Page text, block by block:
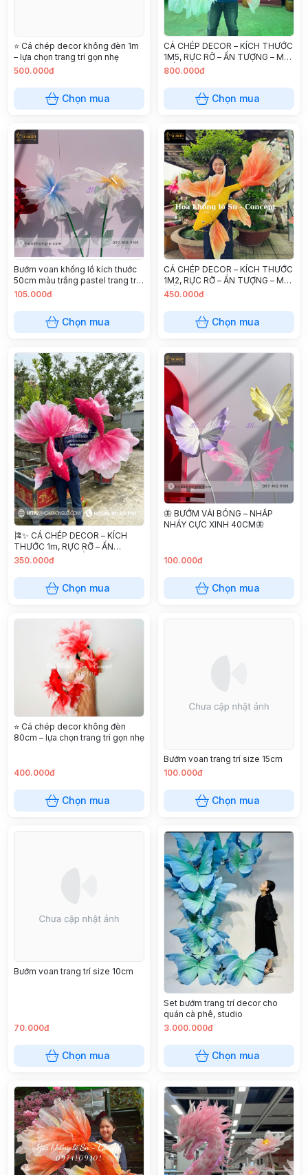
⭐ Cá chép decor không đèn 1m
– lựa chọn trang trí gọn nhẹ
500.000đ
Chọn mua
CÁ CHÉP DECOR – KÍCH THƯỚC
1M5, RỰC RỠ – ẤN TƯỢNG – MAY
MẮN
800.000đ
Chọn mua
Bướm voan khổng lồ kích thước
50cm màu trắng pastel trang trí
sự kiện, studio chụp ảnh
105.000đ
Chọn mua
CÁ CHÉP DECOR – KÍCH THƯỚC
1M2, RỰC RỠ – ẤN TƯỢNG – MAY
MẮN
450.000đ
Chọn mua
🎏✨ CÁ CHÉP DECOR – KÍCH
THƯỚC 1m, RỰC RỠ – ẤN
TƯỢNG – MAY MẮN ✨🎏 2
350.000đ
Chọn mua
🦋 BƯỚM VẢI BÓNG – NHẤP
NHÁY CỰC XINH 40CM🦋
100.000đ
Chọn mua
⭐ Cá chép decor không đèn
80cm – lựa chọn trang trí gọn nhẹ
400.000đ
Chọn mua
Bướm voan trang trí size 15cm
100.000đ
Chọn mua
Bướm voan trang trí size 10cm
70.000đ
Chọn mua
Set bướm trang trí decor cho
quán cà phê, studio
3.000.000đ
Chọn mua